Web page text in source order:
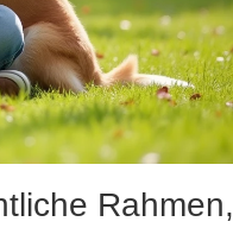
Rahmen,